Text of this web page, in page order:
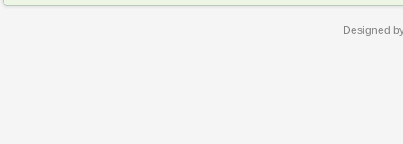
Designed